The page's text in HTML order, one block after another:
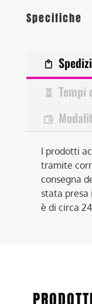
Specifiche
Tempi
I prodotti
tramite
consegna
stata presa
è di circa